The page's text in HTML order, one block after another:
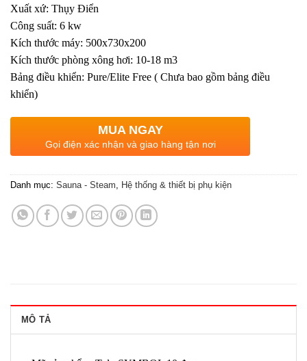
Xuất xứ: Thụy Điển
Công suất: 6 kw
Kích thước máy: 500x730x200
Kích thước phòng xông hơi: 10-18 m3
Bảng điều khiển: Pure/Elite Free ( Chưa bao gồm bảng điều
khiển)
MUA NGAY
Gọi điện xác nhận và giao hàng tận nơi
Danh mục: Sauna - Steam Hệ thống & thiết bị phụ kiện
MÔ TẢ